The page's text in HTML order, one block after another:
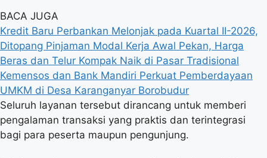
BACA JUGA
Kredit Baru Perbankan Melonjak pada Kuartal II-2026,
Ditopang Pinjaman Modal Kerja Awal Pekan, Harga
Beras dan Telur Kompak Naik di Pasar Tradisional
Kemensos dan Bank Mandiri Perkuat Pemberdayaan
UMKM di Desa Karanganyar Borobudur
Seluruh layanan tersebut dirancang untuk memberi
pengalaman transaksi yang praktis dan terintegrasi
bagi para peserta maupun pengunjung.